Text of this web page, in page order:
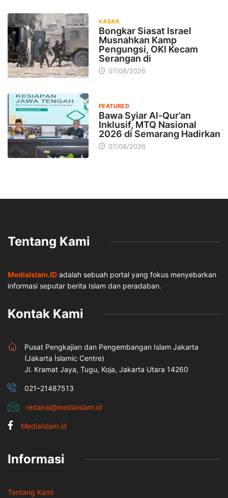
KABAR
Bongkar Siasat Israel
Musnahkan Kamp
Pengungsi, OKI Kecam
Serangan di
07/08/2026
FEATURED
Bawa Syiar Al-Qur’an
Inklusif, MTQ Nasional
2026 di Semarang Hadirkan
07/08/2026
Tentang Kami
MediaIslam.ID adalah sebuah portal yang fokus menyebarkan
informasi seputar berita Islam dan peradaban.
Kontak Kami
Pusat Pengkajian dan Pengembangan Islam Jakarta
(Jakarta İslamic Centre)
Jl. Kramat Jaya, Tugu, Koja, Jakarta Utara 14260
021–21487513
redaksi@mediaislam.id
MediaIslam.id
Informasi
Tentang Kami